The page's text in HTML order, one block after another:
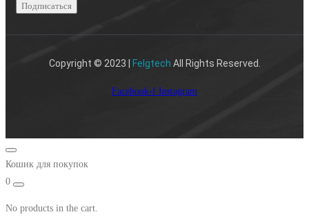
Copyright © 2023 | Felgtech All Rights Reserved.
Facebook-f Instagram
Кошик для покупок
0
No products in the cart.